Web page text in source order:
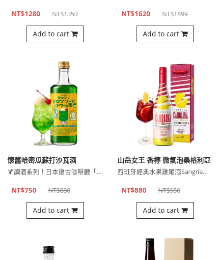
NT$1280 NT$1350
Add to cart
NT$1620 NT$1899
Add to cart
懷舊哈密瓜蘇打沙瓦酒
🍹調酒系列！日本復古咖啡廳「哈密瓜汽水」風味調酒！
NT$750 NT$880
Add to cart
山岳女王 香檸 微氣泡桑格利亞
西班牙經典水果雞尾酒Sangría！以紅葡萄酒融合香檸果香，⋯
NT$880 NT$950
Add to cart